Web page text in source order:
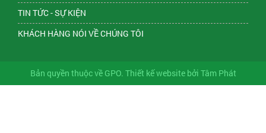
TIN TỨC - SỰ KIỆN
KHÁCH HÀNG NÓI VỀ CHÚNG TÔI
Bản quyền thuộc về GPO. Thiết kế website bởi Tâm Phát